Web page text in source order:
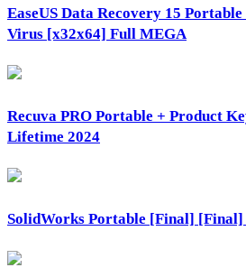
EaseUS Data Recovery 15
Virus [x32x64] Full MEGA
Recuva PRO Portable + Product
Lifetime 2024
SolidWorks Portable [Final]